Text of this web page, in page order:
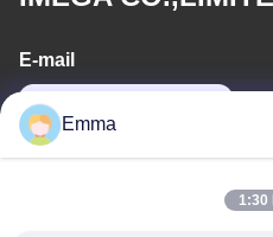
E-mail
Emma
1:30